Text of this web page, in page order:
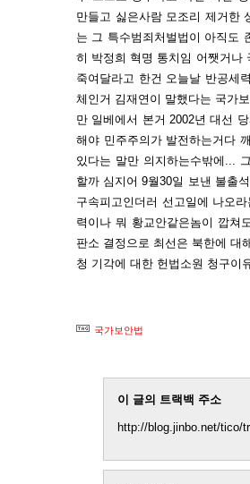
만들고 싫은사람 모조리 제거한
는 그 특수범죄처벌법이 아직도
히 박정희 혁명 통치임 어쨋거나
죽여달라고 한건 오늘날 반공세
체인거 김재연이 말했다는 국가
만 일베에서 본거 2002년 대선
해야 민주주의가 발전하는거다
있다는 말만 의지하는수밖에...
할까 심지어 9월30일 보낸 불출
구속피고인더러 선고일에 나오
력이나 뭐 황교안같은놈이 깝쳐
판소 결정으로 최선은 북한에 대
청 기각에 대한 헌법소원 청구이
국가보안법
이 글의 트랙백 주소
http://blog.jinbo.net/tico/